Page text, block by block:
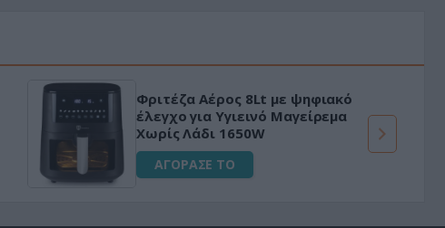
Φριτέζα Αέρος 8Lt με ψηφιακό
έλεγχο για Υγιεινό Μαγείρεμα
Χωρίς Λάδι 1650W
ΑΓΟΡΑΣΕ ΤΟ